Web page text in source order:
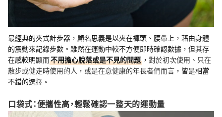
最經典的夾式計步器，顧名思義是以夾在褲頭、腰帶上，藉由身體
的震動來記錄步數。雖然在運動中較不方便即時確認數據，但其存
在感較明顯而不用擔心脫落或是不見的問題 ， 對於初次使用、只在
散步或健走時使用的人，或是在意健康的年長者們而言 ，皆是相當
不錯的選擇。
口袋式：便攜性高，輕鬆確認一整天的運動量